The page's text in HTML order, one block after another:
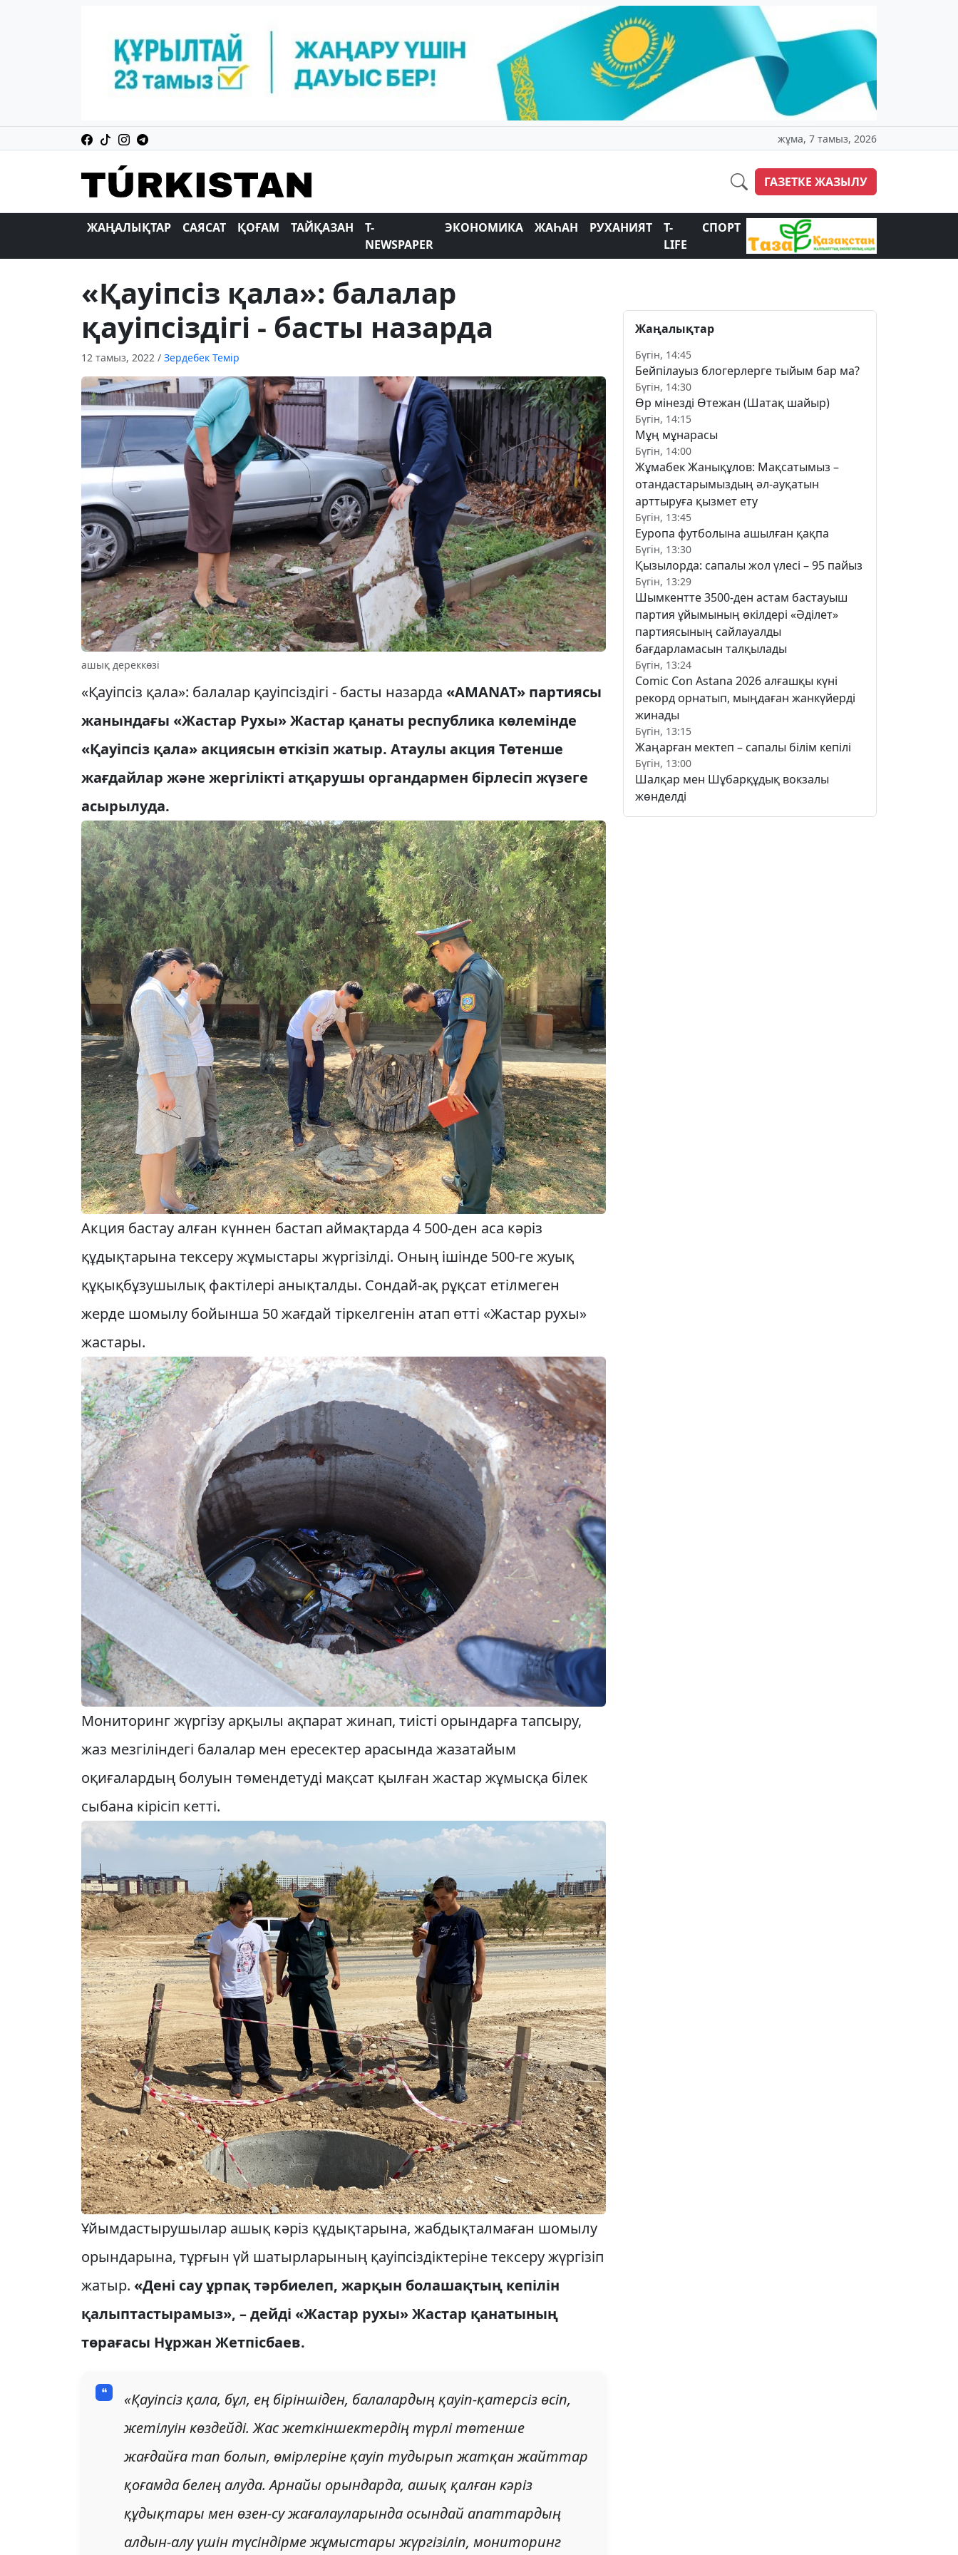
жұма, 7 тамыз, 2026
ГАЗЕТКЕ ЖАЗЫЛУ
ЖАҢАЛЫҚТАР САЯСАТ ҚОҒАМ ТАЙҚАЗАН
T-
NEWSPAPER
ЭКОНОМИКА ЖАҺАН РУХАНИЯТ
T-
LIFE
СПОРТ
«Қауіпсіз қала»: балалар
қауіпсіздігі - басты назарда
12 тамыз, 2022 / Зердебек Темір
ашық дереккөзі
«Қауіпсіз қала»: балалар қауіпсіздігі - басты назарда «AMANAT» партиясы
жанындағы «Жастар Рухы» Жастар қанаты республика көлемінде
«Қауіпсіз қала» акциясын өткізіп жатыр. Атаулы акция Төтенше
жағдайлар және жергілікті атқарушы органдармен бірлесіп жүзеге
асырылуда.
Акция бастау алған күннен бастап аймақтарда 4 500-ден аса кәріз
құдықтарына тексеру жұмыстары жүргізілді. Оның ішінде 500-ге жуық
құқықбұзушылық фактілері анықталды. Сондай-ақ рұқсат етілмеген
жерде шомылу бойынша 50 жағдай тіркелгенін атап өтті «Жастар рухы»
жастары.
Мониторинг жүргізу арқылы ақпарат жинап, тиісті орындарға тапсыру,
жаз мезгіліндегі балалар мен ересектер арасында жазатайым
оқиғалардың болуын төмендетуді мақсат қылған жастар жұмысқа білек
сыбана кірісіп кетті.
Ұйымдастырушылар ашық кәріз құдықтарына, жабдықталмаған шомылу
орындарына, тұрғын үй шатырларының қауіпсіздіктеріне тексеру жүргізіп
жатыр. «Дені сау ұрпақ тәрбиелеп, жарқын болашақтың кепілін
қалыптастырамыз», – дейді «Жастар рухы» Жастар қанатының
төрағасы Нұржан Жетпісбаев.
«Қауіпсіз қала, бұл, ең біріншіден, балалардың қауіп-қатерсіз өсіп,
жетілуін көздейді. Жас жеткіншектердің түрлі төтенше
жағдайға тап болып, өмірлеріне қауіп тудырып жатқан жайттар
қоғамда белең алуда. Арнайы орындарда, ашық қалған кәріз
құдықтары мен өзен-су жағалауларында осындай апаттардың
алдын-алу үшін түсіндірме жұмыстары жүргізіліп, мониторинг
Жаңалықтар
Бүгін, 14:45
Бейпілауыз блогерлерге тыйым бар ма?
Бүгін, 14:30
Өр мінезді Өтежан (Шатақ шайыр)
Бүгін, 14:15
Мұң мұнарасы
Бүгін, 14:00
Жұмабек Жанықұлов: Мақсатымыз –
отандастарымыздың әл-ауқатын
арттыруға қызмет ету
Бүгін, 13:45
Еуропа футболына ашылған қақпа
Бүгін, 13:30
Қызылорда: сапалы жол үлесі – 95 пайыз
Бүгін, 13:29
Шымкентте 3500-ден астам бастауыш
партия ұйымының өкілдері «Әділет»
партиясының сайлауалды
бағдарламасын талқылады
Бүгін, 13:24
Comic Con Astana 2026 алғашқы күні
рекорд орнатып, мыңдаған жанкүйерді
жинады
Бүгін, 13:15
Жаңарған мектеп – сапалы білім кепілі
Бүгін, 13:00
Шалқар мен Шұбарқұдық вокзалы
жөнделді